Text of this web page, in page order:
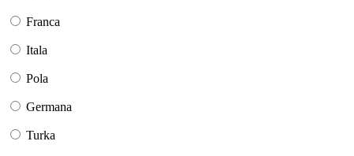
Franca
Itala
Pola
Germana
Turka